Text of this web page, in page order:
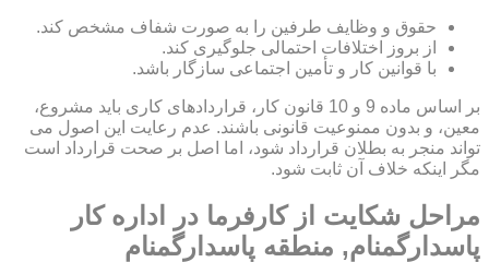
حقوق و وظایف طرفین را به صورت شفاف مشخص کند.
از بروز اختلافات احتمالی جلوگیری کند.
با قوانین کار و تأمین اجتماعی سازگار باشد.
بر اساس ماده 9 و 10 قانون کار، قراردادهای کاری باید مشروع،
معین، و بدون ممنوعیت قانونی باشند. عدم رعایت این اصول می
تواند منجر به بطلان قرارداد شود، اما اصل بر صحت قرارداد است
مگر اینکه خلاف آن ثابت شود.
مراحل شکایت از کارفرما در اداره کار
پاسدارگمنام, منطقه پاسدارگمنام